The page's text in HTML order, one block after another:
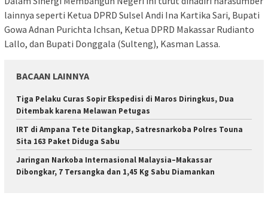
lainnya seperti Ketua DPRD Sulsel Andi Ina Kartika Sari, Bupati
Gowa Adnan Purichta Ichsan, Ketua DPRD Makassar Rudianto
Lallo, dan Bupati Donggala (Sulteng), Kasman Lassa.
BACAAN LAINNYA
Tiga Pelaku Curas Sopir Ekspedisi di Maros Diringkus, Dua
Ditembak karena Melawan Petugas
IRT di Ampana Tete Ditangkap, Satresnarkoba Polres Touna
Sita 163 Paket Diduga Sabu
Jaringan Narkoba Internasional Malaysia–Makassar
Dibongkar, 7 Tersangka dan 1,45 Kg Sabu Diamankan